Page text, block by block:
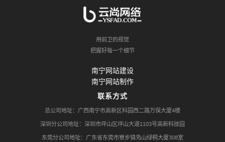
用前卫的视觉
把握好每一个细节
南宁网站建设
南宁网站制作
联系方式
总公司地址：广西南宁市高新区科园西二路万保大厦4楼
深圳分公司地址：深圳市坪山区坪山大道1103号高新科技园
东莞分公司地址：广东省东莞市寮步镇凫山绿桐大厦308室